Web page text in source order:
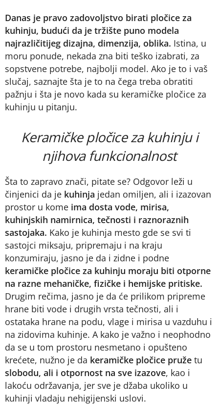
Danas je pravo zadovoljstvo birati pločice za
kuhinju, budući da je tržište puno modela
najrazličitijeg dizajna, dimenzija, oblika. Istina, u
moru ponude, nekada zna biti teško izabrati, za
sopstvene potrebe, najbolji model. Ako je to i vaš
slučaj, saznajte šta je to na čega treba obratiti
pažnju i šta je novo kada su keramičke pločice za
kuhinju u pitanju.
Keramičke pločice za kuhinju i
njihova funkcionalnost
Šta to zapravo znači, pitate se? Odgovor leži u
činjenici da je kuhinja jedan omiljen, ali i izazovan
prostor u kome ima dosta vode, mirisa,
kuhinjskih namirnica, tečnosti i raznoraznih
sastojaka. Kako je kuhinja mesto gde se svi ti
sastojci miksaju, pripremaju i na kraju
konzumiraju, jasno je da i zidne i podne
keramičke pločice za kuhinju moraju biti otporne
na razne mehaničke, fizičke i hemijske pritiske.
Drugim rečima, jasno je da će prilikom pripreme
hrane biti vode i drugih vrsta tečnosti, ali i
ostataka hrane na podu, vlage i mirisa u vazduhu i
na zidovima kuhinje. A kako je važno i neophodno
da se u tom prostoru nesmetano i opušteno
krećete, nužno je da keramičke pločice pruže tu
slobodu, ali i otpornost na sve izazove, kao i
lakoću održavanja, jer sve je džaba ukoliko u
kuhinji vladaju nehigijenski uslovi.